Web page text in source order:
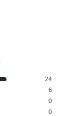
24
6
0
0